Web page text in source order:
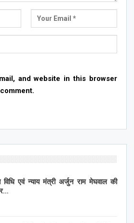
and website in this browser
विधि एवं न्याय मंत्री अर्जुन राम मेघवाल की